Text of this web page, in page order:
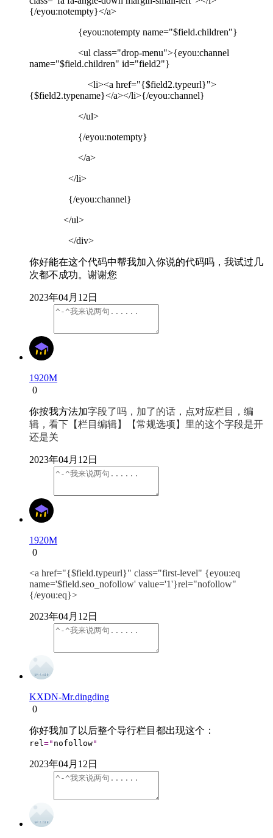
{/eyou:notempty}</a>
{eyou:notempty name="$field.children"}
<ul class="drop-menu">{eyou:channel
name="$field.children" id="field2"}
<li><a href="{$field2.typeurl}">
{$field2.typename}</a></li>{/eyou:channel}
</ul>
{/eyou:notempty}
</a>
</li>
{/eyou:channel}
</ul>
</div>
你好能在这个代码中帮我加入你说的代码吗，我试过几
次都不成功。谢谢您
2023年04月12日
1920M
0
你按我方法加字段了吗，加了的话，点对应栏目，编
辑，看下【栏目编辑】【常规选项】里的这个字段是开
还是关
2023年04月12日
1920M
0
<a href="{$field.typeurl}" class="first-level" {eyou:eq
name='$field.seo_nofollow' value='1'}rel="nofollow"
{/eyou:eq}>
2023年04月12日
KXDN-Mr.dingding
0
你好我加了以后整个导行栏目都出现这个：
rel=" nofollow"
2023年04月12日